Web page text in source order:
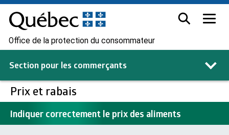
Office de la protection du consommateur
Section pour les commerçants
Prix et rabais
Indiquer correctement le prix des aliments